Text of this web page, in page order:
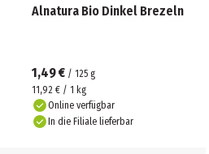
Alnatura Bio Dinkel Brezeln
1,49 € / 125 g
11,92 € / 1 kg
Online verfügbar
In die Filiale lieferbar